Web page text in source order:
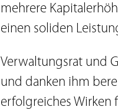
mehrere
einen soliden
Verwaltungsrat und
und danken ihm
erfolgreiches